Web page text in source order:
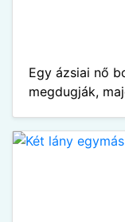
Egy ázsiai nő
megdugják,